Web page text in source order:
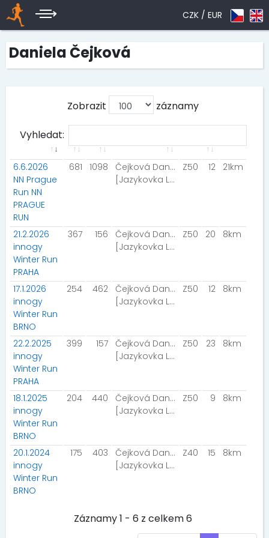
CZK / EUR
Daniela Čejková
Zobrazit záznamy
Vyhledat:
6.6.2026
NN Prague
Run NN
PRAGUE
RUN
681 1098
Čejková Daniela
[Jazykovka Letovice Team]
Z50 12 21km
21.2.2026
innogy
Winter Run
PRAHA
367 156
Čejková Daniela
[Jazykovka Letovice Team]
Z50 20 8km
17.1.2026
innogy
Winter Run
BRNO
254 462
Čejková Daniela
[Jazykovka Letovice Team]
Z50 12 8km
22.2.2025
innogy
Winter Run
PRAHA
399 157
Čejková Daniela
[Jazykovka Letovice Team]
Z50 23 8km
18.1.2025
innogy
Winter Run
BRNO
204 440
Čejková Daniela
[Jazykovka Letovice Team]
Z50 9 8km
20.1.2024
innogy
Winter Run
BRNO
175 403
Čejková Daniela
[Jazykovka Letovice]
Z40 15 8km
Záznamy 1 - 6 z celkem 6